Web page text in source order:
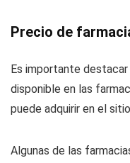
Precio de
Es importante
disponible en las
puede adquirir en el
Algunas de las